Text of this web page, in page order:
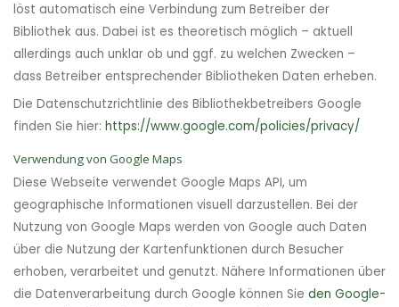
löst automatisch eine Verbindung zum Betreiber der
Bibliothek aus. Dabei ist es theoretisch möglich – aktuell
allerdings auch unklar ob und ggf. zu welchen Zwecken –
dass Betreiber entsprechender Bibliotheken Daten erheben.
Die Datenschutzrichtlinie des Bibliothekbetreibers Google
finden Sie hier: https://www.google.com/policies/privacy/
Verwendung von Google Maps
Diese Webseite verwendet Google Maps API, um
geographische Informationen visuell darzustellen. Bei der
Nutzung von Google Maps werden von Google auch Daten
über die Nutzung der Kartenfunktionen durch Besucher
erhoben, verarbeitet und genutzt. Nähere Informationen über
die Datenverarbeitung durch Google können Sie den Google-